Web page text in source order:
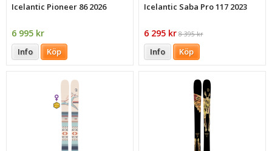
Icelantic Pioneer 86 2026
6 995 kr
Info Köp
Icelantic Saba Pro 117 2023
6 295 kr 8 395 kr
Info Köp